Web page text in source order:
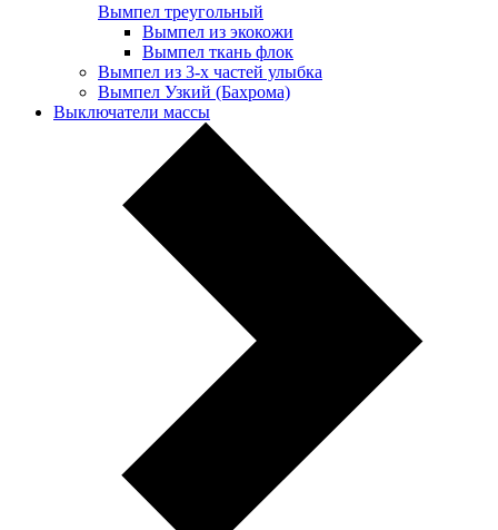
Вымпел треугольный
Вымпел из экокожи
Вымпел ткань флок
Вымпел из 3-х частей улыбка
Вымпел Узкий (Бахрома)
Выключатели массы